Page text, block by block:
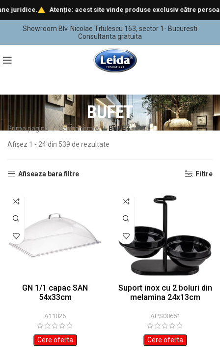
Atenție: acest site vinde produse exclusiv către persoane
Showroom Blv. Nicolae Titulescu 163, sector 1- Bucuresti
Consultanta gratuita
BUFET
Prima pagină Gastronomie
BUFET
Afișez 1 - 24 din 539 de rezultate
Afiseaza bara filtre Filtre
GN 1/1 capac SAN
54x33cm
A11026
Cere oferta
Suport inox cu 2 boluri din
melamina 24x13cm
APS00651
Cere oferta